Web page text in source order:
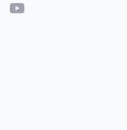
YouTube